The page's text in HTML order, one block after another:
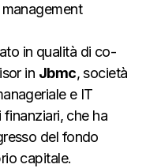
in qualità di co-
in Jbmc, società
e IT
che ha
del fondo
capitale.